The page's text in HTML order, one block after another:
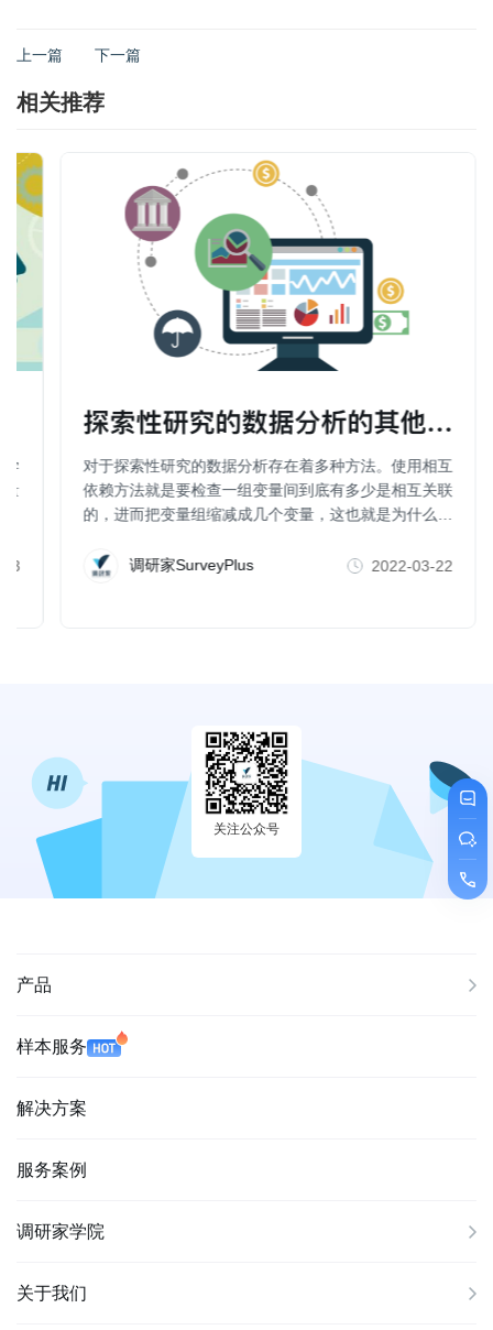
上一篇 下一篇
相关推荐
学
量
探索性研究的数据分析的其他方法（
对于探索性研究的数据分析存在着多种方法。使用相互
依赖方法就是要检查一组变量间到底有多少是相互关联
的，进而把变量组缩减成几个变量，这也就是为什么一
化方法。调研家SurveyPlus 2022-03-22
关注公众号
产品
样本服务
解决方案
服务案例
调研家学院
关于我们